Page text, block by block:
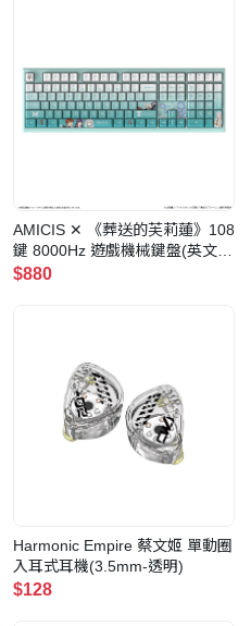
AMICIS ✕ 《葬送的芙莉蓮》108
鍵 8000Hz 遊戲機械鍵盤(英文配
列)
$880
Harmonic Empire 蔡文姬 單動圈
入耳式耳機(3.5mm-透明)
$128